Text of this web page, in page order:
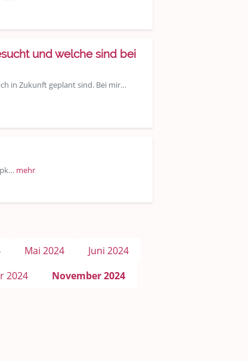
und welche sind bei
in Zukunft geplant sind. Bei mir…
mehr
Mai 2024
Juni 2024
2024
November 2024